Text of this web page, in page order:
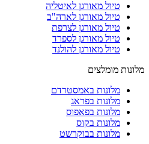
טיול מאורגן לאיטליה
טיול מאורגן לארה"ב
טיול מאורגן לצרפת
טיול מאורגן לספרד
טיול מאורגן להולנד
מלונות מומלצים
מלונות באמסטרדם
מלונות בפראג
מלונות בפאפוס
מלונות בקוס
מלונות בבוקרשט